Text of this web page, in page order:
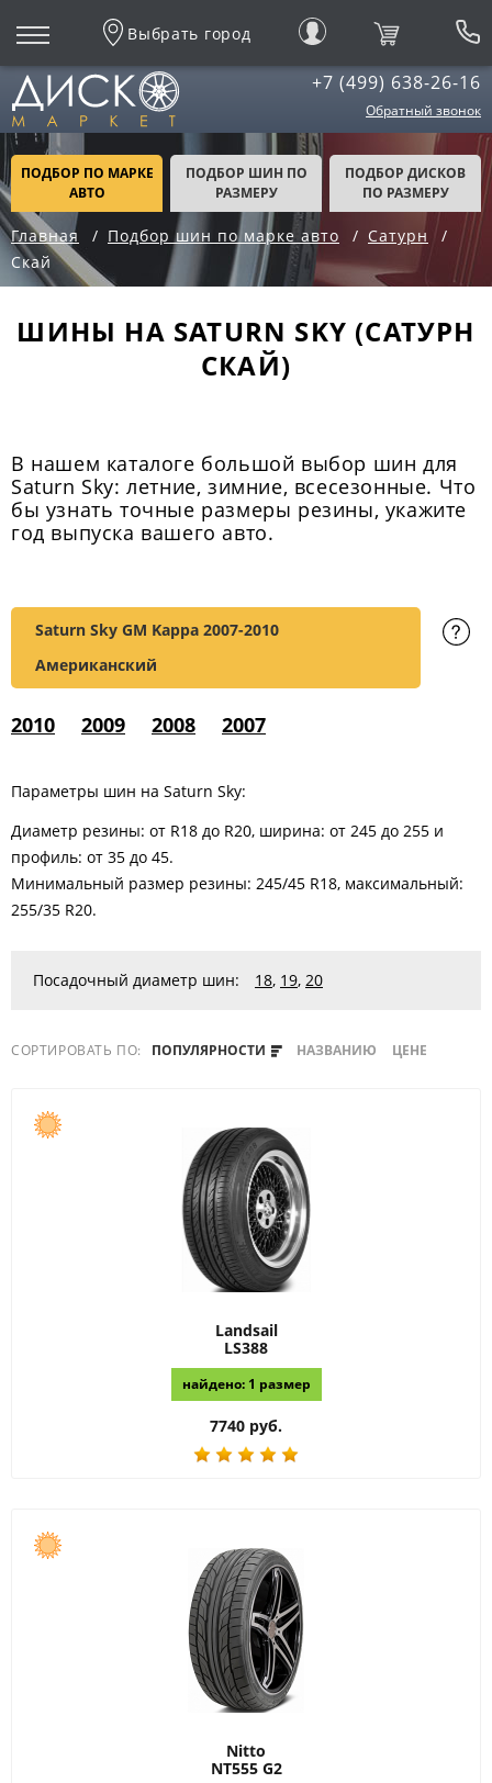
Выбрать город
+7 (499) 638-26-16
Обратный звонок
ПОДБОР ПО МАРКЕ
АВТО
ПОДБОР ШИН ПО
РАЗМЕРУ
ПОДБОР ДИСКОВ
ПО РАЗМЕРУ
Главная Подбор шин по марке авто
Сатурн
Скай
ШИНЫ НА SATURN SKY (САТУРН
СКАЙ)
В нашем каталоге большой выбор шин для
Saturn Sky: летние, зимние, всесезонные. Что
бы узнать точные размеры резины, укажите
год выпуска вашего авто.
Saturn Sky GM Kappa 2007-2010
Американский
2010 2009 2008 2007
Параметры шин на Saturn Sky:
Диаметр резины: от R18 до R20, ширина: от 245 до 255 и
профиль: от 35 до 45.
Минимальный размер резины: 245/45 R18, максимальный:
255/35 R20.
Посадочный диаметр шин: 18, 19, 20
СОРТИРОВАТЬ ПО: ПОПУЛЯРНОСТИ НАЗВАНИЮ ЦЕНЕ
Landsail
LS388
найдено: 1 размер
7740 руб.
Nitto
NT555 G2